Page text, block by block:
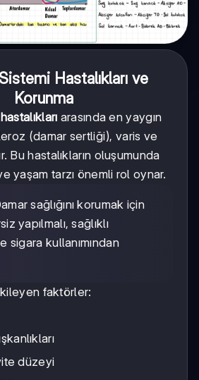
Hastalıkları ve
Korunma
arasında en yaygın
(damar sertliği), varis ve
Bu hastalıkların oluşumunda
yaşam tarzı önemli rol oynar.
sağlığını korumak için
yapılmalı, sağlıklı
sigara kullanımından
faktörler:
düzeyi